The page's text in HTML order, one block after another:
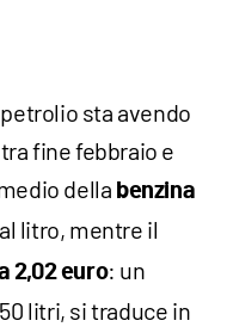
sta avendo
fine febbraio e
della benzina
litro, mentre il
2,02 euro: un
litri, si traduce in